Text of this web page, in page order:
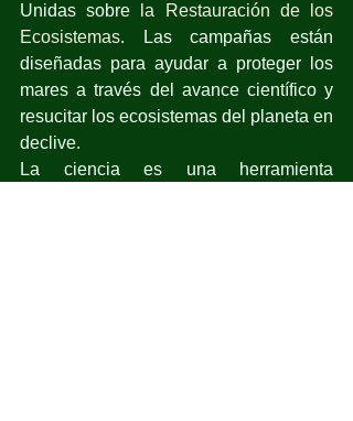
Unidas sobre
la Restauración de los
Ecosistemas. Las campañas están
diseñadas para ayudar a proteger los
mares a través del avance científico y
resucitar los ecosistemas del planeta en
declive.
La ciencia es una herramienta